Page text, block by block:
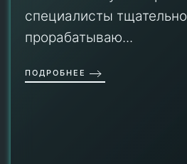
специалисты тщательно
прорабатываю...
ПОДРОБНЕЕ